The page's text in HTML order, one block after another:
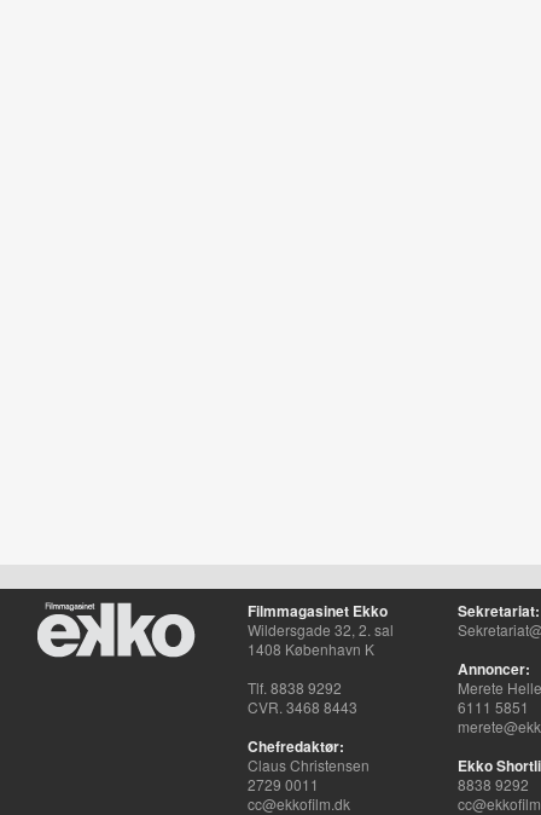
Filmmagasinet Ekko
Wildersgade 32, 2. sal
1408 København K
Tlf. 8838 9292
CVR. 3468 8443
Chefredaktør:
Claus Christensen
2729 0011
cc@ekkofilm.dk
Sekretariat:
Annoncer:
Merete
6111 5851
Ekko
8838 9292